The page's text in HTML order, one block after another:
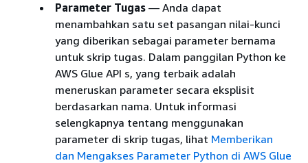
Parameter Tugas — Anda dapat
menambahkan satu set pasangan nilai-kunci
yang diberikan sebagai parameter bernama
untuk skrip tugas. Dalam panggilan Python ke
AWS Glue API s, yang terbaik adalah
meneruskan parameter secara eksplisit
berdasarkan nama. Untuk informasi
selengkapnya tentang menggunakan
parameter di skrip tugas, lihat Memberikan
dan Mengakses Parameter Python di AWS Glue